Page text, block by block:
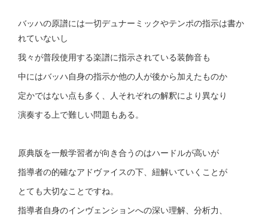
バッハの原譜には一切デュナーミックやテンポの指示は書か
れていないし
我々が普段使用する楽譜に指示されている装飾音も
中にはバッハ自身の指示か他の人が後から加えたものか
定かではない点も多く、人それぞれの解釈により異なり
演奏する上で難しい問題もある。
原典版を一般学習者が向き合うのはハードルが高いが
指導者の的確なアドヴァイスの下、紐解いていくことが
とても大切なことですね。
指導者自身のインヴェンションへの深い理解、分析力、